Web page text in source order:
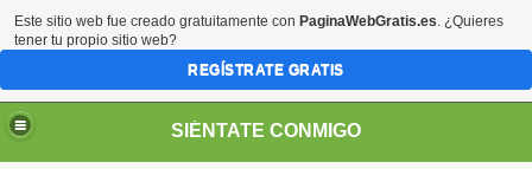
SIÉNTATE CONMIGO
Este sitio web fue creado gratuitamente con PaginaWebGratis.es. ¿Quieres
tener tu propio sitio web?
REGÍSTRATE GRATIS